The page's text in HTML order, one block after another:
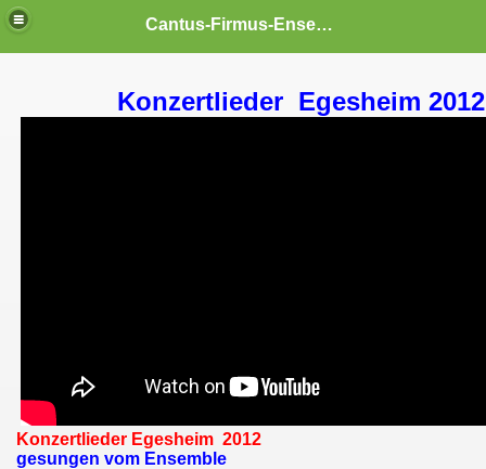
Cantus-Firmus-Ensemble
Konzertlieder Egesheim 2012
Konzertlieder Egesheim 2012
gesungen vom Ensemble